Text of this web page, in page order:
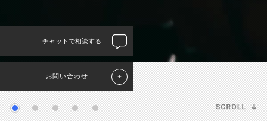
チャットで相談する
お問い合わせ ＋